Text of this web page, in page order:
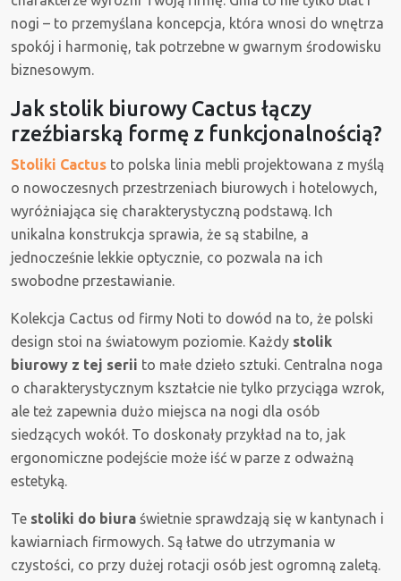
nogi – to przemyślana koncepcja, która wnosi do wnętrza
spokój i harmonię, tak potrzebne w gwarnym środowisku
biznesowym.
Jak stolik biurowy Cactus łączy
rzeźbiarską formę z funkcjonalnością?
Stoliki Cactus to polska linia mebli projektowana z myślą
o nowoczesnych przestrzeniach biurowych i hotelowych,
wyróżniająca się charakterystyczną podstawą. Ich
unikalna konstrukcja sprawia, że są stabilne, a
jednocześnie lekkie optycznie, co pozwala na ich
swobodne przestawianie.
Kolekcja Cactus od firmy Noti to dowód na to, że polski
design stoi na światowym poziomie. Każdy stolik
biurowy z tej serii to małe dzieło sztuki. Centralna noga
o charakterystycznym kształcie nie tylko przyciąga wzrok,
ale też zapewnia dużo miejsca na nogi dla osób
siedzących wokół. To doskonały przykład na to, jak
ergonomiczne podejście może iść w parze z odważną
estetyką.
Te stoliki do biura świetnie sprawdzają się w kantynach i
kawiarniach firmowych. Są łatwe do utrzymania w
czystości, co przy dużej rotacji osób jest ogromną zaletą.